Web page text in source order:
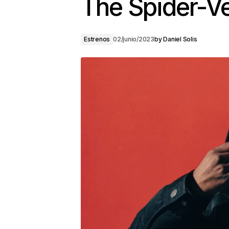
The Spider-
Estrenos 02/junio/2023byDaniel Solis